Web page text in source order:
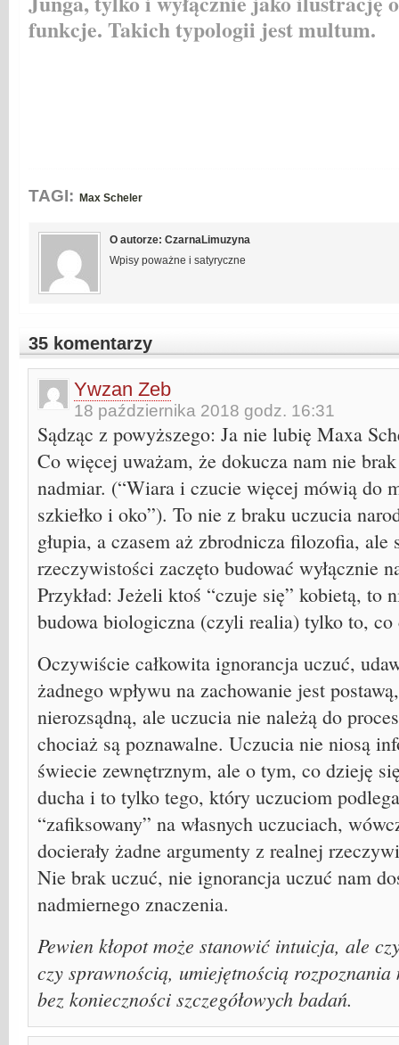
funkcje. Takich typologii jest multum.
TAGI: Max Scheler
O autorze: CzarnaLimuzyna
Wpisy poważne i satyryczne
35 komentarzy
Ywzan Zeb
18 października 2018 godz. 16:31
Sądząc z powyższego: Ja nie lubię Maxa
Co więcej uważam, że dokucza nam nie
nadmiar. (“Wiara i czucie więcej mówią do
szkiełko i oko”). To nie z braku uczucia
głupia, a czasem aż zbrodnicza filozofia, ale
rzeczywistości zaczęto budować wyłącznie
Przykład: Jeżeli ktoś “czuje się” kobietą, to
budowa biologiczna (czyli realia) tylko to, co
Oczywiście całkowita ignorancja uczuć,
żadnego wpływu na zachowanie jest
nierozsądną, ale uczucia nie należą do
chociaż są poznawalne. Uczucia nie niosą
świecie zewnętrznym, ale o tym, co dzieję
ducha i to tylko tego, który uczuciom
“zafiksowany” na własnych uczuciach,
docierały żadne argumenty z realnej
Nie brak uczuć, nie ignorancja uczuć nam
nadmiernego znaczenia.
Pewien kłopot może stanowić intuicja, ale
czy sprawnością, umiejętnością
bez konieczności szczegółowych badań.